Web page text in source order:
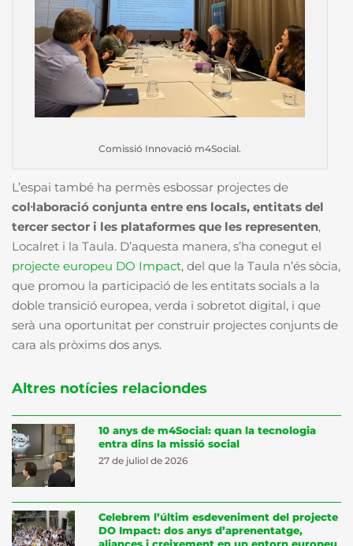
Comissió Innovació m4Social.
L’espai també ha permès esbossar projectes de
col·laboració conjunta entre ens locals, entitats del
tercer sector i les plataformes que les representen,
Localret i la Taula. D’aquesta manera, s’ha conegut el
projecte europeu DO Impact, del que la Taula n’és sòcia,
que promou la participació de les entitats socials a la
doble transició europea, verda i sobretot digital, i que
serà una oportunitat per construir projectes conjunts de
cara als pròxims dos anys.
Altres notícies relaciondes
10 anys de m4Social: quan la tecnologia
entra dins la missió social
27 de juliol de 2026
Celebrem l’últim esdeveniment del projecte
DO Impact: dos anys d’aprenentatge,
aliances i creixement en un entorn europeu